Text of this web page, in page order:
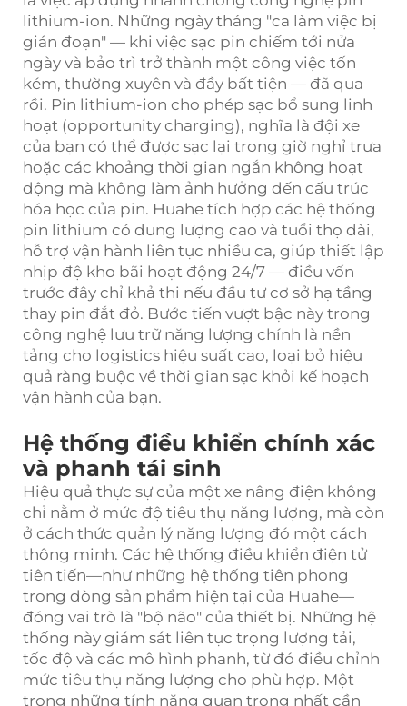
lithium-ion. Những ngày tháng "ca làm việc bị
gián đoạn" — khi việc sạc pin chiếm tới nửa
ngày và bảo trì trở thành một công việc tốn
kém, thường xuyên và đầy bất tiện — đã qua
rồi. Pin lithium-ion cho phép sạc bổ sung linh
hoạt (opportunity charging), nghĩa là đội xe
của bạn có thể được sạc lại trong giờ nghỉ trưa
hoặc các khoảng thời gian ngắn không hoạt
động mà không làm ảnh hưởng đến cấu trúc
hóa học của pin. Huahe tích hợp các hệ thống
pin lithium có dung lượng cao và tuổi thọ dài,
hỗ trợ vận hành liên tục nhiều ca, giúp thiết lập
nhịp độ kho bãi hoạt động 24/7 — điều vốn
trước đây chỉ khả thi nếu đầu tư cơ sở hạ tầng
thay pin đắt đỏ. Bước tiến vượt bậc này trong
công nghệ lưu trữ năng lượng chính là nền
tảng cho logistics hiệu suất cao, loại bỏ hiệu
quả ràng buộc về thời gian sạc khỏi kế hoạch
vận hành của bạn.
Hệ thống điều khiển chính xác
và phanh tái sinh
Hiệu quả thực sự của một xe nâng điện không
chỉ nằm ở mức độ tiêu thụ năng lượng, mà còn
ở cách thức quản lý năng lượng đó một cách
thông minh. Các hệ thống điều khiển điện tử
tiên tiến—như những hệ thống tiên phong
trong dòng sản phẩm hiện tại của Huahe—
đóng vai trò là "bộ não" của thiết bị. Những hệ
thống này giám sát liên tục trọng lượng tải,
tốc độ và các mô hình phanh, từ đó điều chỉnh
mức tiêu thụ năng lượng cho phù hợp. Một
trong những tính năng quan trọng nhất cần